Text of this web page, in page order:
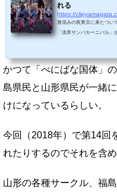
れる
https://
激混みの夜東京に来たつい
「浅草サンバカーニバル
でした。やがて歩道への通
なります。後姿の共演高円
かつて「べにばな国体」
島県民と山形県民が一緒
けになっているらしい。
今回（2018年）で第14回
れたりするのでそれを含
山形の各種サークル、福